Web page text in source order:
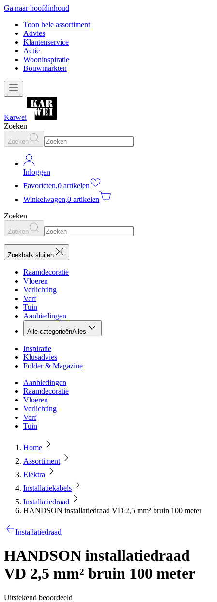
Ga naar hoofdinhoud
Toon hele assortiment
Advies
Klantenservice
Actie
Wooninspiratie
Bouwmarkten
Karwei
Zoeken
Zoeken
Inloggen
Favorieten,0 artikelen
Winkelwagen,0 artikelen
Zoeken
Zoeken
Zoekbalk sluiten
Raamdecoratie
Vloeren
Verlichting
Verf
Tuin
Aanbiedingen
Alle categorieënAlles
Inspiratie
Klusadvies
Folder & Magazine
Aanbiedingen
Raamdecoratie
Vloeren
Verlichting
Verf
Tuin
Home
Assortiment
Elektra
Installatiekabels
Installatiedraad
HANDSON installatiedraad VD 2,5 mm² bruin 100 meter
Installatiedraad
HANDSON installatiedraad
VD 2,5 mm² bruin 100 meter
Uitstekend beoordeeld